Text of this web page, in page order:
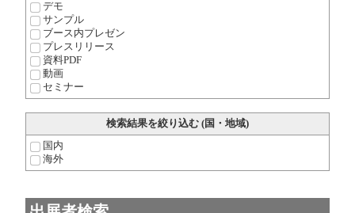
デモ
サンプル
ブース内プレゼン
プレスリリース
資料PDF
動画
セミナー
検索結果を絞り込む (国・地域)
国内
海外